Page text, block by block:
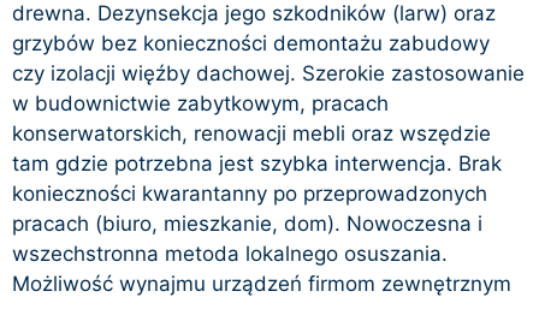
drewna. Dezynsekcja jego szkodników (larw) oraz
grzybów bez konieczności demontażu zabudowy
czy izolacji więźby dachowej. Szerokie zastosowanie
w budownictwie zabytkowym, pracach
konserwatorskich, renowacji mebli oraz wszędzie
tam gdzie potrzebna jest szybka interwencja. Brak
konieczności kwarantanny po przeprowadzonych
pracach (biuro, mieszkanie, dom). Nowoczesna i
wszechstronna metoda lokalnego osuszania.
Możliwość wynajmu urządzeń firmom zewnętrznym